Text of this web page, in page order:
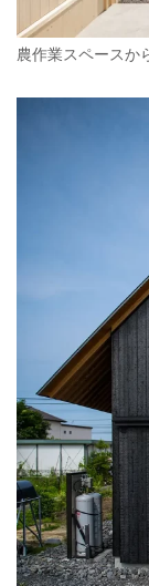
農作業スペースか